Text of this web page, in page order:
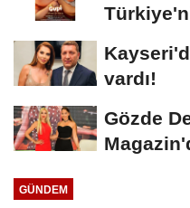
vardı!
Gözde
GÜNDEM